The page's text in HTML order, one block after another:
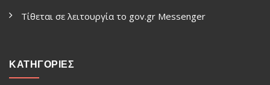
Τίθεται σε λειτουργία το gov.gr Μessenger
ΚΑΤΗΓΟΡΙΕΣ